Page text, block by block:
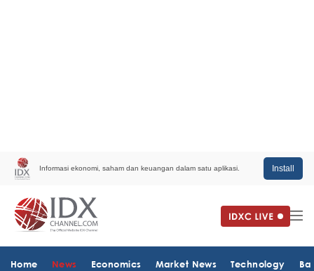
Informasi ekonomi, saham dan keuangan dalam satu aplikasi. Install
Home News Economics Market News Technology